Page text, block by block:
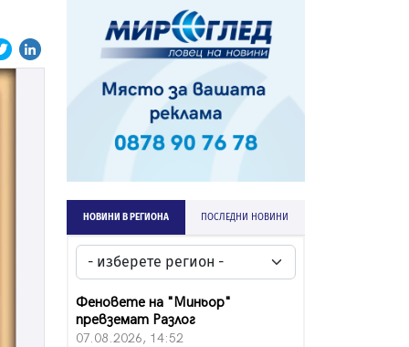
НОВИНИ В РЕГИОНА ПОСЛЕДНИ НОВИНИ
Феновете на "Миньор"
превземат Разлог
07.08.2026, 14:52